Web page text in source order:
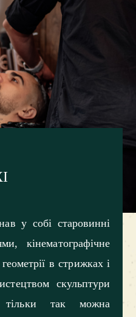
у собі старовинні
кінематографічне
в стрижках і
скульптури
тільки так можна